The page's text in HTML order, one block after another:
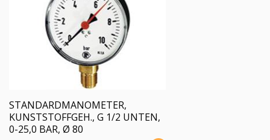
STANDARDMANOMETER,
KUNSTSTOFFGEH., G 1/2 UNTEN,
0-25,0 BAR, Ø 80